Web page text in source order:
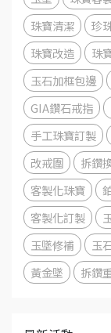
珠寶清潔
珍
珠寶改造
珠
玉石加框包邊
GIA鑽石戒指
手工珠寶訂製
改戒圍
拆鑽
客製化珠寶
客製化訂製
玉墜修補
玉
黃金墜
拆鑽